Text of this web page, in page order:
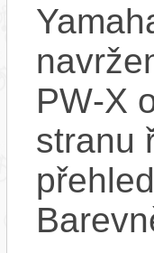
PW‑X
stranu